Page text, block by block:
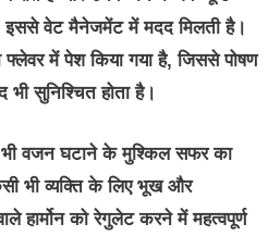
वेट मैनेजमेंट में मदद मिलती है।
में पेश किया गया है, जिससे पोषण
भी सुनिश्चित होता है।
भी वजन घटाने के मुश्किल सफर का
भी व्यक्ति के लिए भूख और
हार्मोन को रेगुलेट करने में महत्वपूर्ण